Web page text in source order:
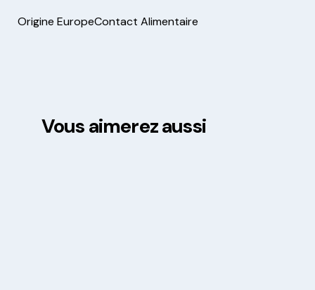
Origine EuropeContact Alimentaire
Vous aimerez aussi